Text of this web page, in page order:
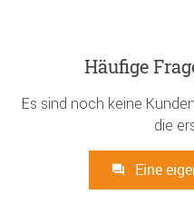
Häufige
Es sind noch keine
die
Eine